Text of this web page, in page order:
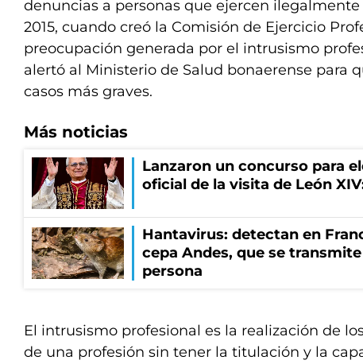
denuncias a personas que ejercen
2015, cuando creó la Comisión de Ejercicio
preocupación generada por el intrusismo
alertó al Ministerio de Salud bonaerense para
casos más graves.
Más noticias
Lanzaron un concurso para
oficial de la visita de León
Hantavirus: detectan en
cepa Andes, que se
persona
El intrusismo profesional es la realización de
de una profesión sin tener la titulación y la